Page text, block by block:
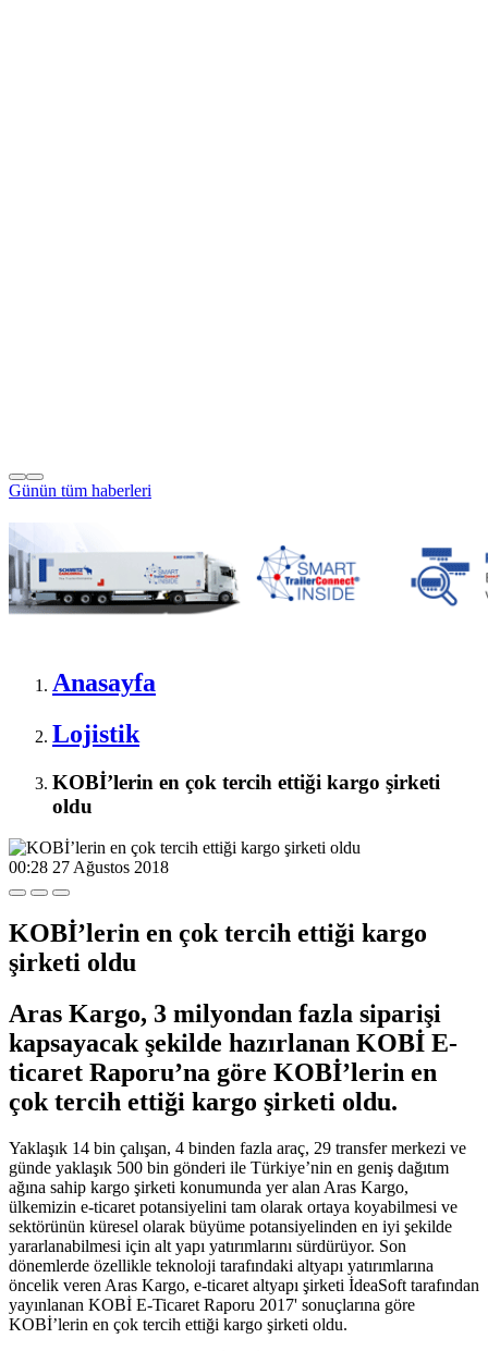
Günün tüm haberleri
Anasayfa
Lojistik
KOBİ’lerin en çok tercih ettiği kargo şirketi
oldu
00:28 27 Ağustos 2018
KOBİ’lerin en çok tercih ettiği kargo
şirketi oldu
Aras Kargo, 3 milyondan fazla siparişi
kapsayacak şekilde hazırlanan KOBİ E-
ticaret Raporu’na göre KOBİ’lerin en
çok tercih ettiği kargo şirketi oldu.
Yaklaşık 14 bin çalışan, 4 binden fazla araç, 29 transfer merkezi ve
günde yaklaşık 500 bin gönderi ile Türkiye’nin en geniş dağıtım
ağına sahip kargo şirketi konumunda yer alan Aras Kargo,
ülkemizin e-ticaret potansiyelini tam olarak ortaya koyabilmesi ve
sektörünün küresel olarak büyüme potansiyelinden en iyi şekilde
yararlanabilmesi için alt yapı yatırımlarını sürdürüyor. Son
dönemlerde özellikle teknoloji tarafındaki altyapı yatırımlarına
öncelik veren Aras Kargo, e-ticaret altyapı şirketi İdeaSoft tarafından
yayınlanan KOBİ E-Ticaret Raporu 2017' sonuçlarına göre
KOBİ’lerin en çok tercih ettiği kargo şirketi oldu.